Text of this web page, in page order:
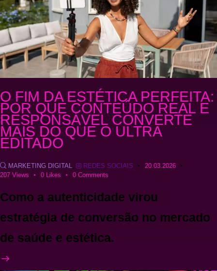
O FIM DA ESTÉTICA PERFEITA:
POR QUE CONTEÚDO REAL E
RESPONSÁVEL CONVERTE
MAIS DO QUE O ULTRA
EDITADO
MARKETING DIGITAL, REDES SOCIAIS
20.03.2026
207 Views 0 Likes 0 Comments
Como a autenticidade virou
estratégia de conversão no mercado
de saúde e estética.